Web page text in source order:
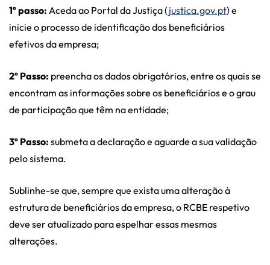
1º passo: Aceda ao Portal da Justiça ( justica.gov.pt) e
inicie o processo de identificação dos beneficiários
efetivos da empresa;
2º Passo: preencha os dados obrigatórios, entre os quais se
encontram as informações sobre os beneficiários e o grau
de participação que têm na entidade;
3º Passo: submeta a declaração e aguarde a sua validação
pelo sistema.
Sublinhe-se que, sempre que exista uma alteração à
estrutura de beneficiários da empresa, o RCBE respetivo
deve ser atualizado para espelhar essas mesmas
alterações.